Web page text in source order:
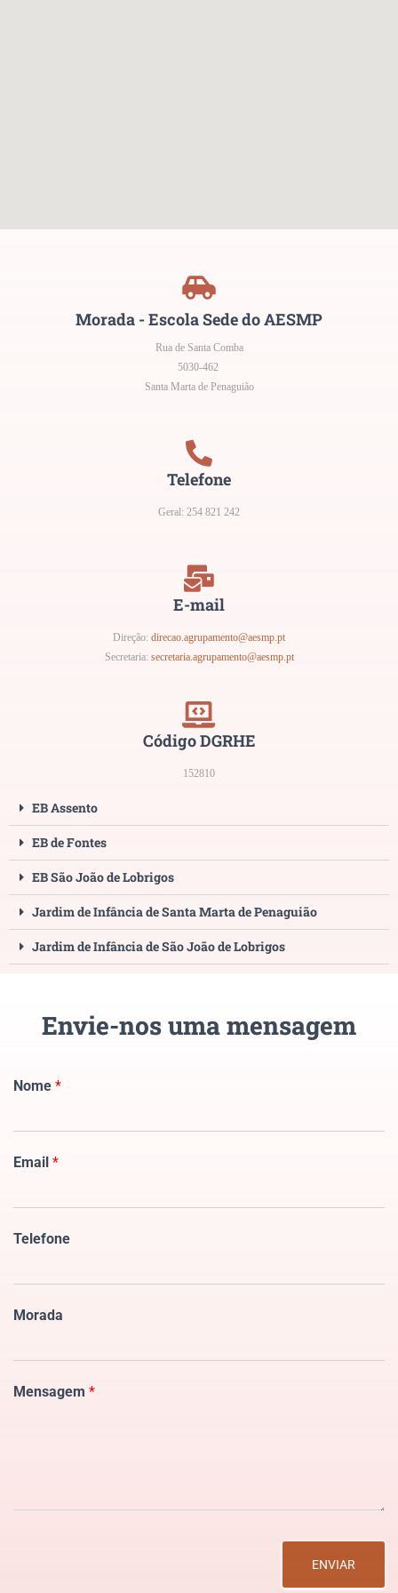
Morada - Escola Sede do AESMP
Rua de Santa Comba
5030-462
Santa Marta de Penaguião
Telefone
Geral: 254 821 242
E-mail
Direção: direcao.agrupamento@aesmp.pt
Secretaria: secretaria.agrupamento@aesmp.pt
Código DGRHE
152810
EB Assento
EB de Fontes
EB São João de Lobrigos
Jardim de Infância de Santa Marta de Penaguião
Jardim de Infância de São João de Lobrigos
Envie-nos uma mensagem
Nome *
Email *
Telefone
Morada
Mensagem *
ENVIAR